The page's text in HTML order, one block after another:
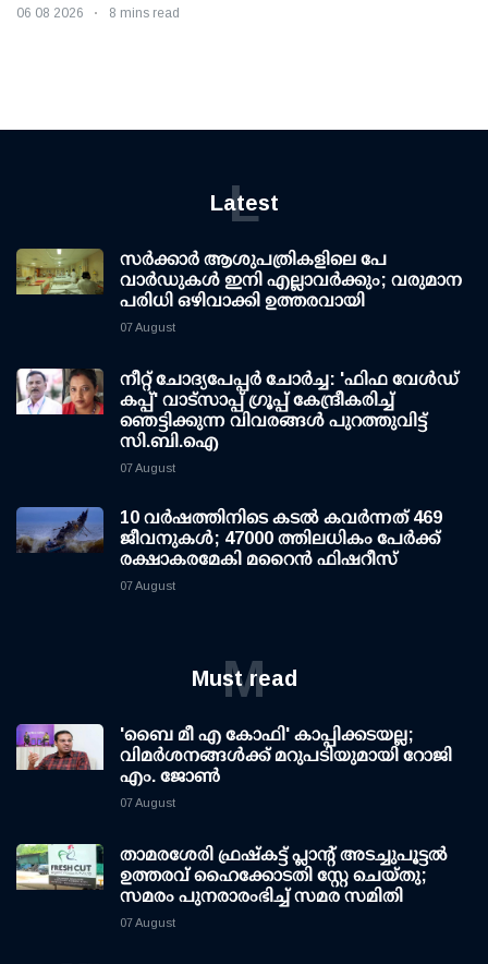
06 08 2026 8 mins read
Latest
L
സര്‍ക്കാര്‍ ആശുപത്രികളിലെ പേ
വാര്‍ഡുകള്‍ ഇനി എല്ലാവര്‍ക്കും; വരുമാന
പരിധി ഒഴിവാക്കി ഉത്തരവായി
07 August
നീറ്റ് ചോദ്യപേപ്പര്‍ ചോര്‍ച്ച: 'ഫിഫ വേള്‍ഡ്
കപ്പ്' വാട്സാപ്പ് ഗ്രൂപ്പ് കേന്ദ്രീകരിച്ച്
ഞെട്ടിക്കുന്ന വിവരങ്ങള്‍ പുറത്തുവിട്ട്
സി.ബി.ഐ
07 August
10 വര്‍ഷത്തിനിടെ കടല്‍ കവര്‍ന്നത് 469
ജീവനുകള്‍; 47000 ത്തിലധികം പേര്‍ക്ക്
രക്ഷാകരമേകി മറൈന്‍ ഫിഷറീസ്
07 August
Must read
M
'ബൈ മീ എ കോഫി' കാപ്പിക്കടയല്ല;
വിമര്‍ശനങ്ങള്‍ക്ക് മറുപടിയുമായി റോജി
എം. ജോണ്‍
07 August
താമരശേരി ഫ്രഷ്കട്ട് പ്ലാന്റ് അടച്ചുപൂട്ടൽ
ഉത്തരവ് ഹൈക്കോടതി സ്റ്റേ ചെയ്തു;
സമരം പുനരാരംഭിച്ച് സമര സമിതി
07 August